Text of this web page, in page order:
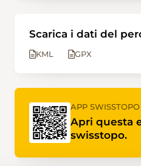
Scarica i dati del
KML GPX
APP SWISSTOPO
Apri questa
swisstopo.